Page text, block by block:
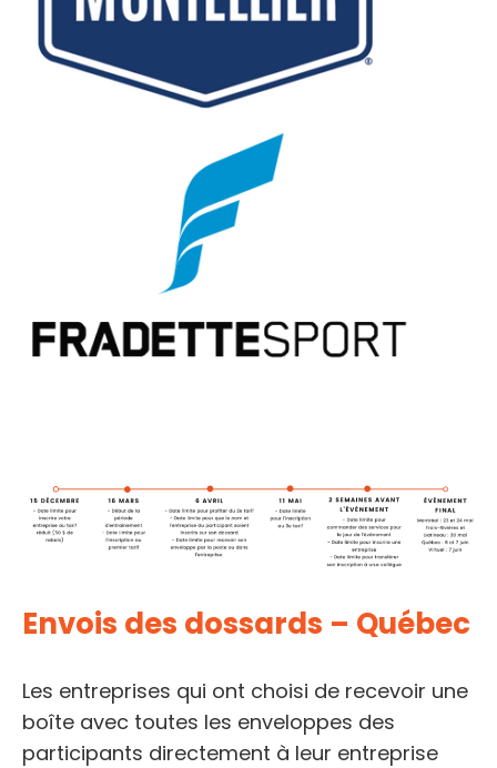
Envois des dossards – Québec
Les entreprises qui ont choisi de recevoir une
boîte avec toutes les enveloppes des
participants directement à leur entreprise